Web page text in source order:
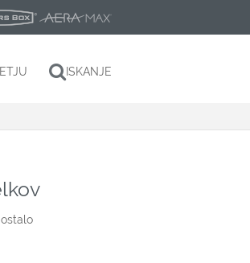
ISKANJE